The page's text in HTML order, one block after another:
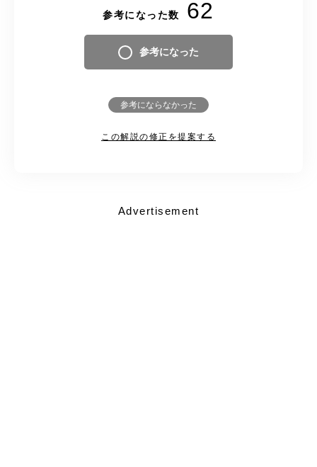
参考になった数 62
参考になった
参考にならなかった
この解説の修正を提案する
Advertisement